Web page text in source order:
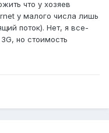
что у хозяев
у малого числа лишь
поток). Нет, я все-
но стоимость